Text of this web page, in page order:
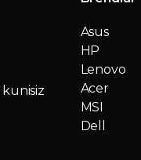
kunisiz
Asus
HP
Lenovo
Acer
MSI
Dell